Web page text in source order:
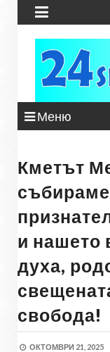

Меню
Кметът
и нашето
духа,
свобода!
ОКТОМВРИ 21, 2025